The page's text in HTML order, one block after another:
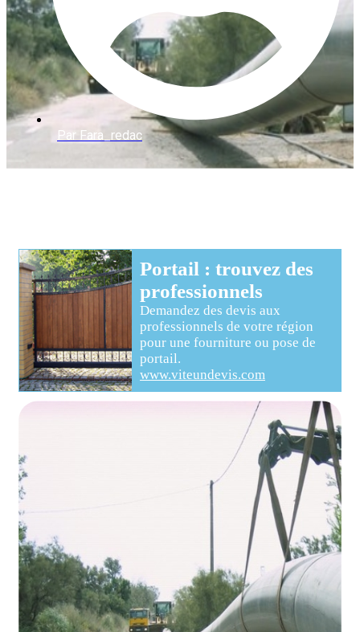
Par Fara_redac
Portail : trouvez des
professionnels
Demandez des devis aux
professionnels de votre région
pour une fourniture ou pose de
portail.
www.viteundevis.com